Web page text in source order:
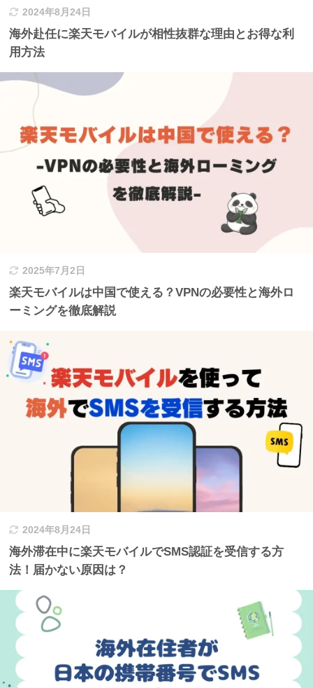
2024年8月24日
海外赴任に楽天モバイルが相性抜群な理由とお得な利
用方法
2025年7月2日
楽天モバイルは中国で使える？VPNの必要性と海外ロ
ーミングを徹底解説
2024年8月24日
海外滞在中に楽天モバイルでSMS認証を受信する方
法！届かない原因は？